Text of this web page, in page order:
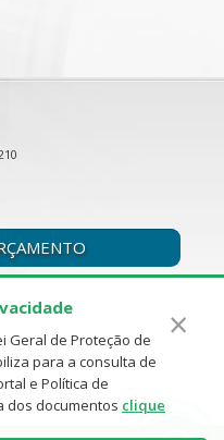
Geral de Proteção de
para a consulta de
e Política de
dos documentos clique
×